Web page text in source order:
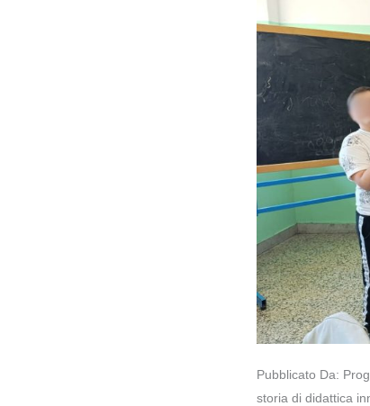
Pubblicato Da:
storia di didattica
Creativo
e
Sostenibilità